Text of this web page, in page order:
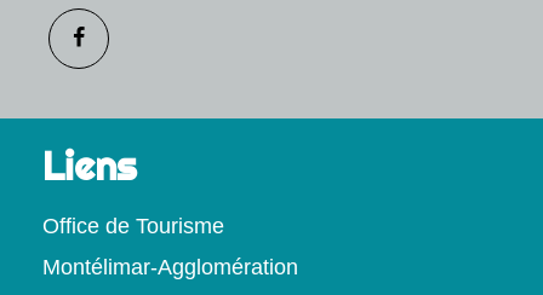
Liens
Office de Tourisme
Montélimar-Agglomération